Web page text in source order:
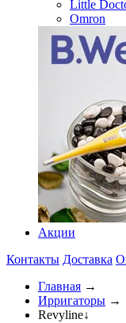
Little
Omron
Акции
Контакты Доставка
Главная →
Ирригаторы →
Revyline↓